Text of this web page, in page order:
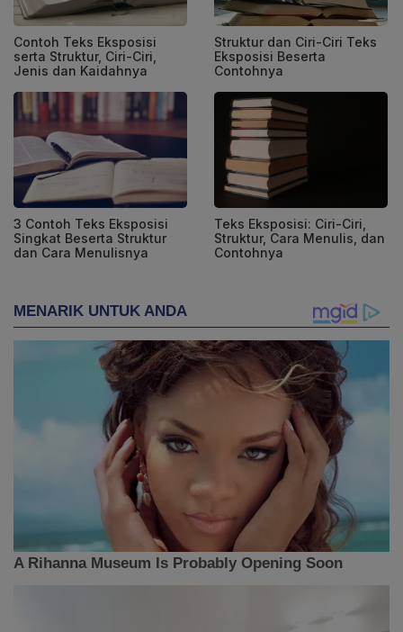
Contoh Teks Eksposisi
serta Struktur, Ciri-Ciri,
Jenis dan Kaidahnya
Struktur dan Ciri-Ciri Teks
Eksposisi Beserta
Contohnya
3 Contoh Teks Eksposisi
Singkat Beserta Struktur
dan Cara Menulisnya
Teks Eksposisi: Ciri-Ciri,
Struktur, Cara Menulis, dan
Contohnya